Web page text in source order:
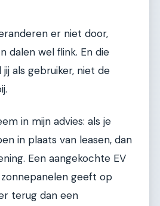
er niet door,
dalen wel flink. En die
als gebruiker, niet de
in mijn advies: als je
in plaats van leasen, dan
Een aangekochte EV
geeft op
terug dan een